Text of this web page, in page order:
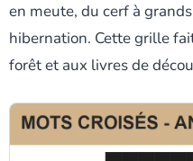
en meute, du cerf à
hibernation. Cette grille
forêt et aux livres de